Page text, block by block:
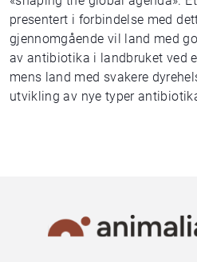
presentert i forbindelse med
gjennomgående vil land med
av antibiotika i landbruket ved
mens land med svakere
utvikling av nye typer